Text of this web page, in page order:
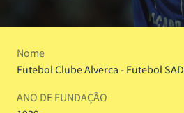
Nome
Futebol Clube Alverca - Futebol SAD
ANO DE FUNDAÇÃO